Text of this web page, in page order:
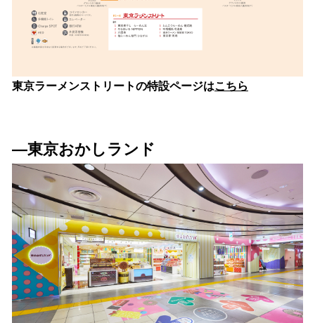
東京ラーメンストリートの特設ページはこちら
―東京おかしランド